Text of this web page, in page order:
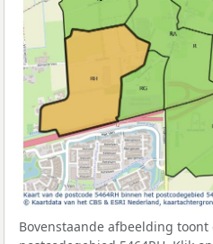
Bovenstaande afbeelding